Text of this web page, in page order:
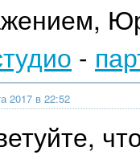
-
2017 в 22:52